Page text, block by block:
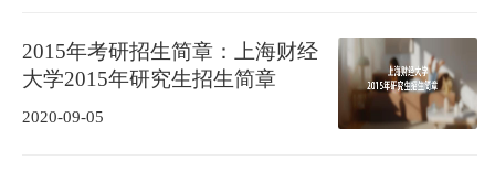
2015年考研招生简章：上海财经
大学2015年研究生招生简章
2020-09-05